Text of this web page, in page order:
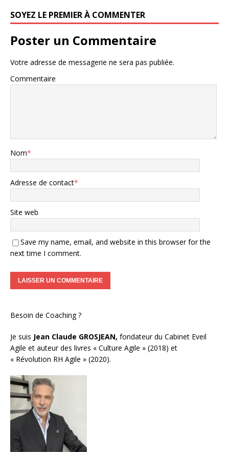
SOYEZ LE PREMIER À COMMENTER
Poster un Commentaire
Votre adresse de messagerie ne sera pas publiée.
Commentaire
Nom*
Adresse de contact*
Site web
Save my name, email, and website in this browser for the
next time I comment.
Besoin de Coaching ?
Je suis Jean Claude GROSJEAN, fondateur du Cabinet Eveil
Agile et auteur des livres « Culture Agile » (2018) et
« Révolution RH Agile » (2020).